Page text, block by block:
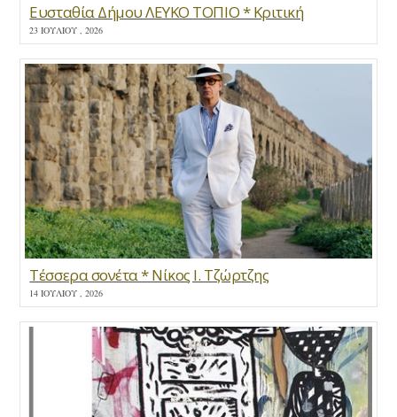
Ευσταθία Δήμου ΛΕΥΚΟ ΤΟΠΙΟ * Κριτική
23 ΙΟΥΛΊΟΥ , 2026
Τέσσερα σονέτα * Νίκος Ι. Τζώρτζης
14 ΙΟΥΛΊΟΥ , 2026